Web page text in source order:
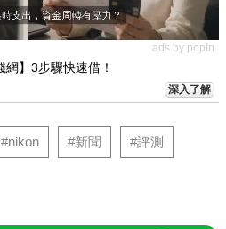
ads by popIn
】3步驟快速借！
深入了解
#nikon #新聞 #評測